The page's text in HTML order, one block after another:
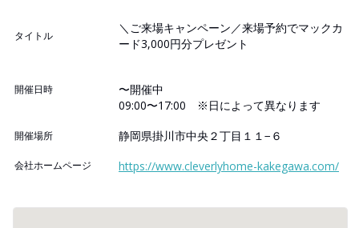
タイトル
＼ご来場キャンペーン／来場予約でマックカ
ード3,000円分プレゼント
開催日時
〜開催中
09:00〜17:00 ※日によって異なります
開催場所 静岡県掛川市中央２丁目１１−６
会社ホームページ https://www.cleverlyhome-kakegawa.com/